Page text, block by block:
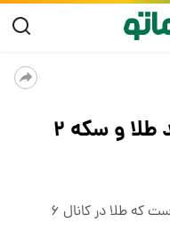
راهنمای بازار؛ قیمت جدید طلا و سکه ۲
بررسی روند بازار طلا و سکه حاکی از آن است که طلا در کانال ۶